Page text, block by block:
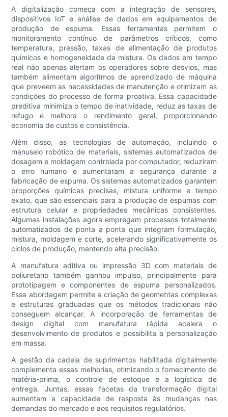
A digitalização começa com a integração de sensores,
dispositivos IoT e análise de dados em equipamentos de
produção de espuma. Essas ferramentas permitem o
monitoramento contínuo de parâmetros críticos, como
temperatura, pressão, taxas de alimentação de produtos
químicos e homogeneidade da mistura. Os dados em tempo
real não apenas alertam os operadores sobre desvios, mas
também alimentam algoritmos de aprendizado de máquina
que preveem as necessidades de manutenção e otimizam as
condições do processo de forma proativa. Essa capacidade
preditiva minimiza o tempo de inatividade, reduz as taxas de
refugo e melhora o rendimento geral, proporcionando
economia de custos e consistência.
Além disso, as tecnologias de automação, incluindo o
manuseio robótico de materiais, sistemas automatizados de
dosagem e moldagem controlada por computador, reduziram
o erro humano e aumentaram a segurança durante a
fabricação de espuma. Os sistemas automatizados garantem
proporções químicas precisas, mistura uniforme e tempo
exato, que são essenciais para a produção de espumas com
estrutura celular e propriedades mecânicas consistentes.
Algumas instalações agora empregam processos totalmente
automatizados de ponta a ponta que integram formulação,
mistura, moldagem e corte, acelerando significativamente os
ciclos de produção, mantendo alta precisão.
A manufatura aditiva ou impressão 3D com materiais de
poliuretano também ganhou impulso, principalmente para
prototipagem e componentes de espuma personalizados.
Essa abordagem permite a criação de geometrias complexas
e estruturas graduadas que os métodos tradicionais não
conseguem alcançar. A incorporação de ferramentas de
design digital com manufatura rápida acelera o
desenvolvimento de produtos e possibilita a personalização
em massa.
A gestão da cadeia de suprimentos habilitada digitalmente
complementa essas melhorias, otimizando o fornecimento de
matéria-prima, o controle de estoque e a logística de
entrega. Juntas, essas facetas da transformação digital
aumentam a capacidade de resposta às mudanças nas
demandas do mercado e aos requisitos regulatórios.